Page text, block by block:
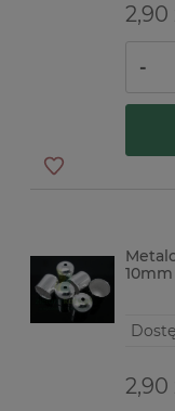
2,90
-
2,90